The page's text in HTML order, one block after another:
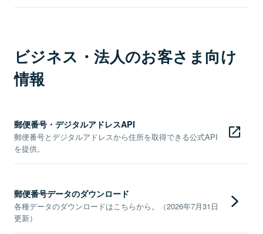
ビジネス・法人のお客さま向け
情報
郵便番号・デジタルアドレスAPI
郵便番号とデジタルアドレスから住所を取得できる公式API
を提供。
郵便番号データのダウンロード
各種データのダウンロードはこちらから。（2026年7月31日
更新）